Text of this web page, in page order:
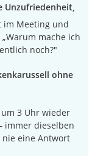
Unzufriedenheit,
objektiv alles ok
im Meeting und
mache ich
noch?"
ohne
3 Uhr wieder
immer dieselben
nie eine Antwort